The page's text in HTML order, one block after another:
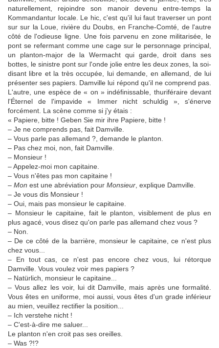
naturellement, rejoindre son manoir devenu entre-temps la
Kommandantur locale. Le hic, c'est qu'il lui faut traverser un pont
sur sur la Loue, rivière du Doubs, en Franche-Comté, de l'autre
côté de l'odieuse ligne. Une fois parvenu en zone militarisée, le
pont se refermant comme une cage sur le personnage principal,
un planton-major de la Wermacht qui garde, droit dans ses
bottes, le sinistre pont sur l'onde jolie entre les deux zones, la soi-
disant libre et la très occupée, lui demande, en allemand, de lui
présenter ses papiers. Damville lui répond qu'il ne comprend pas.
L'autre, une espèce de « on » indéfinissable, thuriféraire devant
l'Éternel de l'impavide « Immer nicht schuldig », s'énerve
forcément. La scène comme si j'y étais :
« Papiere, bitte ! Geben Sie mir ihre Papiere, bitte !
– Je ne comprends pas, fait Damville.
– Vous parle pas allemand ?, demande le planton.
– Pas chez moi, non, fait Damville.
– Monsieur !
– Appelez-moi mon capitaine.
– Vous n'êtes pas mon capitaine !
– Mon est une abréviation pour Monsieur , explique Damville.
– Je vous dis Monsieur !
– Oui, mais pas monsieur le capitaine.
– Monsieur le capitaine, fait le planton, visiblement de plus en
plus agacé, vous disez qu'on parle pas allemand chez vous ?
– Non.
– De ce côté de la barrière, monsieur le capitaine, ce n'est plus
chez vous...
– En tout cas, ce n'est pas encore chez vous, lui rétorque
Damville. Vous voulez voir mes papiers ?
– Natürlich, monsieur le capitaine...
– Vous allez les voir, lui dit Damville, mais après une formalité.
Vous êtes en uniforme, moi aussi, vous êtes d'un grade inférieur
au mien, veuillez rectifier la position...
– Ich verstehe nicht !
– C'est-à-dire me saluer...
Le planton n'en croit pas ses oreilles.
– Was ?!?